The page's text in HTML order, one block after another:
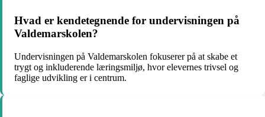
Hvad er kendetegnende for undervisningen på
Valdemarskolen?
Undervisningen på Valdemarskolen fokuserer på at skabe et
trygt og inkluderende læringsmiljø, hvor elevernes trivsel og
faglige udvikling er i centrum.